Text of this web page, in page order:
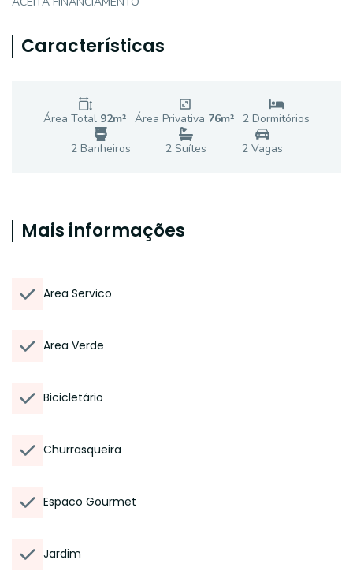
Características
Área Total 92m² Área Privativa 76m² 2 Dormitórios
2Banheiros 2 Suítes 2Vagas
Mais informações
Area Servico
Area Verde
Bicicletário
Churrasqueira
Espaco Gourmet
Jardim